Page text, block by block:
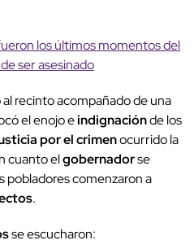
los últimos momentos del
ser asesinado
al recinto acompañado de una
el enojo eindignaciónde los
por el crimenocurrido la
cuanto elgobernadorse
pobladores comenzaron a
.
se escucharon: